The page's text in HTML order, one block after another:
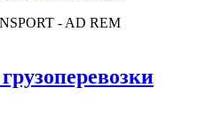
- AD REM